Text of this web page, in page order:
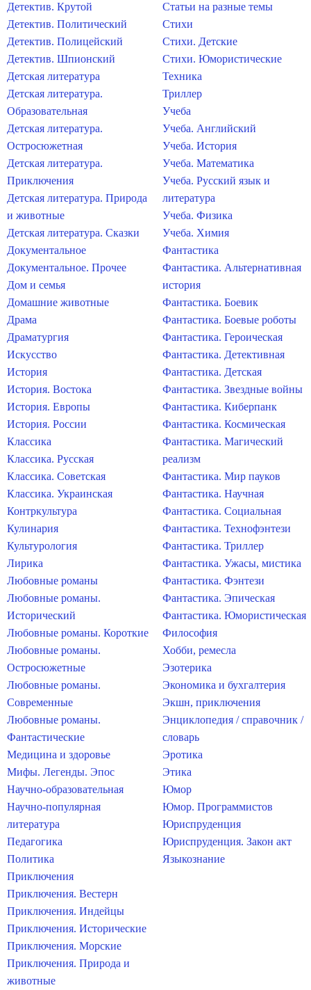
Детектив. Крутой
Детектив. Политический
Детектив. Полицейский
Детектив. Шпионский
Детская литература
Детская литература.
Образовательная
Детская литература.
Остросюжетная
Детская литература.
Приключения
Детская литература. Природа
и животные
Детская литература. Сказки
Документальное
Документальное. Прочее
Дом и семья
Домашние животные
Драма
Драматургия
Искусство
История
История. Востока
История. Европы
История. России
Классика
Классика. Русская
Классика. Советская
Классика. Украинская
Контркультура
Кулинария
Культурология
Лирика
Любовные романы
Любовные романы.
Исторический
Любовные романы. Короткие
Любовные романы.
Остросюжетные
Любовные романы.
Современные
Любовные романы.
Фантастические
Медицина и здоровье
Мифы. Легенды. Эпос
Научно-образовательная
Научно-популярная
литература
Педагогика
Политика
Приключения
Приключения. Вестерн
Приключения. Индейцы
Приключения. Исторические
Приключения. Морские
Приключения. Природа и
животные
Статьи на разные темы
Стихи
Стихи. Детские
Стихи. Юмористические
Техника
Триллер
Учеба
Учеба. Английский
Учеба. История
Учеба. Математика
Учеба. Русский язык и
литература
Учеба. Физика
Учеба. Химия
Фантастика
Фантастика. Альтернативная
история
Фантастика. Боевик
Фантастика. Боевые роботы
Фантастика. Героическая
Фантастика. Детективная
Фантастика. Детская
Фантастика. Звездные войны
Фантастика. Киберпанк
Фантастика. Космическая
Фантастика. Магический
реализм
Фантастика. Мир пауков
Фантастика. Научная
Фантастика. Социальная
Фантастика. Технофэнтези
Фантастика. Триллер
Фантастика. Ужасы, мистика
Фантастика. Фэнтези
Фантастика. Эпическая
Фантастика. Юмористическая
Философия
Хобби, ремесла
Эзотерика
Экономика и бухгалтерия
Экшн, приключения
Энциклопедия / справочник /
словарь
Эротика
Этика
Юмор
Юмор. Программистов
Юриспруденция
Юриспруденция. Закон акт
Языкознание